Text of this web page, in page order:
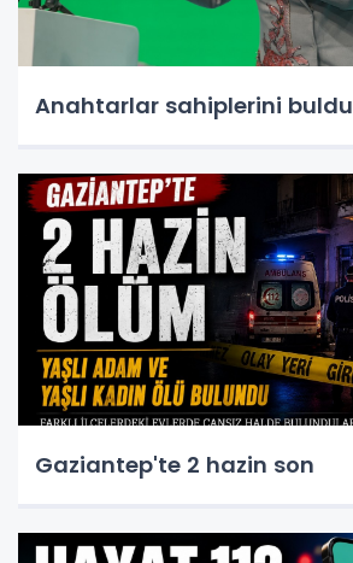
Anahtarlar sahiplerini buldu
Gaziantep'te 2 hazin son